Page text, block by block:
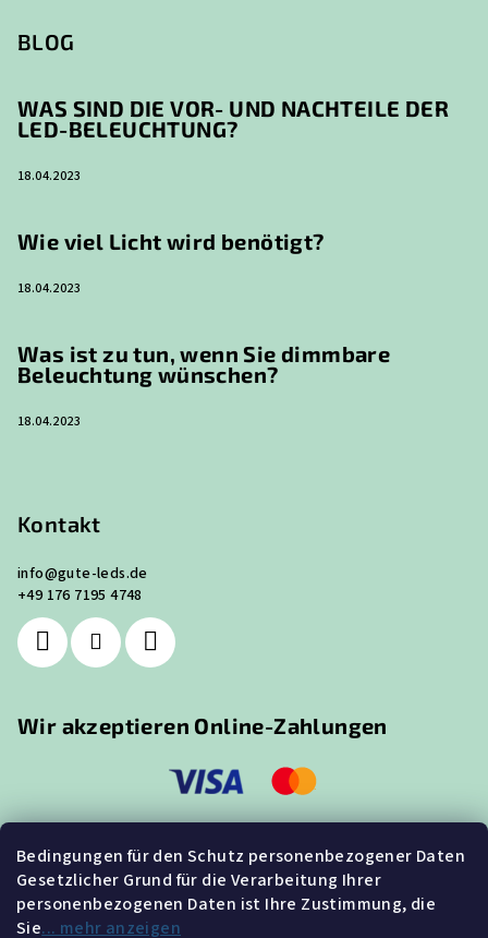
Bedingungen für den Schutz personenbezogener Daten
Gesetzlicher Grund für die Verarbeitung Ihrer
personenbezogenen Daten ist Ihre Zustimmung, die
Sie... mehr anzeigen
BLOG
WAS SIND DIE VOR- UND NACHTEILE DER
LED-BELEUCHTUNG?
18.04.2023
Wie viel Licht wird benötigt?
18.04.2023
Was ist zu tun, wenn Sie dimmbare
Beleuchtung wünschen?
18.04.2023
Kontakt
info@gute-leds.de
+49 176 7195 4748
Wir akzeptieren Online-Zahlungen
Suche